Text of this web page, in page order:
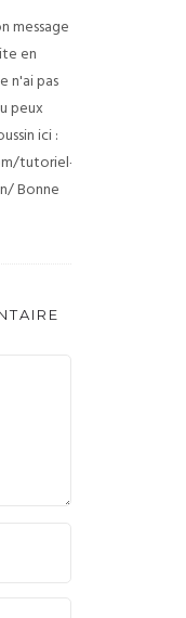
message
en
n'ai pas
peux
ici :
tutoriel-
Bonne